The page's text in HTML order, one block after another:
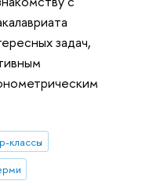
задач,
классы